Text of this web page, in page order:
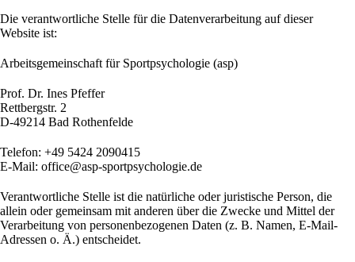
Die verantwortliche Stelle für die Datenverarbeitung auf dieser
Website ist:
Arbeitsgemeinschaft für Sportpsychologie (asp)
Prof. Dr. Ines Pfeffer
Rettbergstr. 2
D-49214 Bad Rothenfelde
Telefon: +49 5424 2090415
E-Mail: office@asp-sportpsychologie.de
Verantwortliche Stelle ist die natürliche oder juristische Person, die
allein oder gemeinsam mit anderen über die Zwecke und Mittel der
Verarbeitung von personenbezogenen Daten (z. B. Namen, E-Mail-
Adressen o. Ä.) entscheidet.